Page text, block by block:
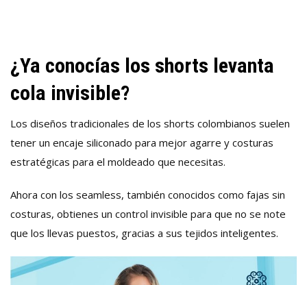
¿Ya conocías los shorts levanta
cola invisible?
Los diseños tradicionales de los shorts colombianos suelen
tener un encaje siliconado para mejor agarre y costuras
estratégicas para el moldeado que necesitas.
Ahora con los seamless, también conocidos como fajas sin
costuras, obtienes un control invisible para que no se note
que los llevas puestos, gracias a sus tejidos inteligentes.